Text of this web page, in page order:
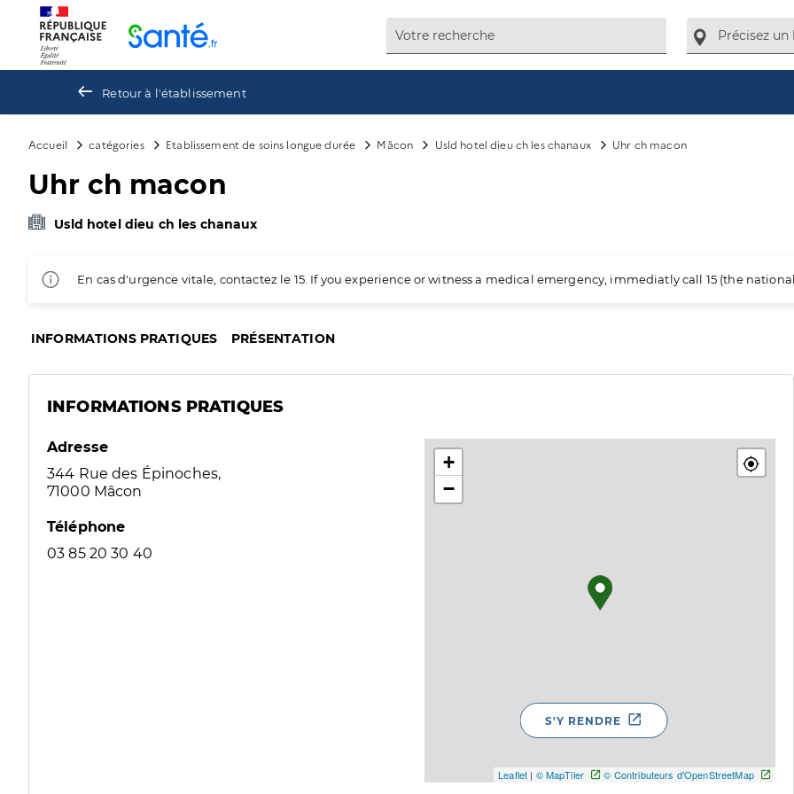
Retour à l'établissement
Accueil catégories Etablissement de soins longue durée Mâcon Usld hotel dieu ch les chanaux Uhr ch macon
Uhr ch macon
Usld hotel dieu ch les chanaux
En cas d'urgence vitale, contactez le 15. If you experience or witness a medical emergency, immediatly call 15 (the
INFORMATIONS PRATIQUES PRÉSENTATION
INFORMATIONS PRATIQUES
Adresse
344 Rue des Épinoches,
71000 Mâcon
Téléphone
03 85 20 30 40
+
−
Leaflet | © MapTiler © Contributeurs d'OpenStreetMap
S'Y RENDRE
Panneau de gestion des cookies